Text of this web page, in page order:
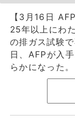
【3月16日
25年以上にわ
の排ガス試験
日、AFPが入
らかになった。